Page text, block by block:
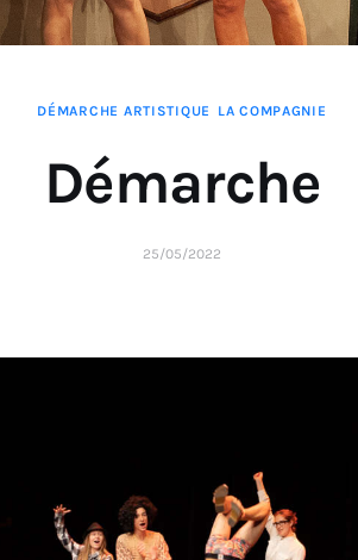
DÉMARCHE ARTISTIQUE LA COMPAGNIE
Démarche
25/05/2022